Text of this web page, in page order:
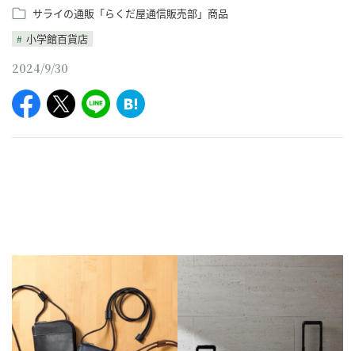
サライの通販「らくだ屋通信販売部」商品
小学館百貨店
2024/9/30